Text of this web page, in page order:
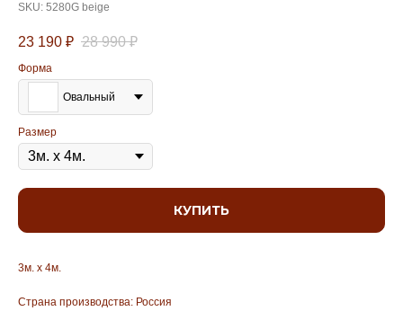
SKU: 5280G beige
23 190 ₽ 28 990 ₽
Форма
Овальный
Размер
КУПИТЬ
3м. х 4м.
Страна производства: Россия